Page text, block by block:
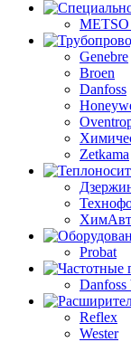
Genebre
Broen
Danfoss
Zetkama
Probat
Reflex
Wester